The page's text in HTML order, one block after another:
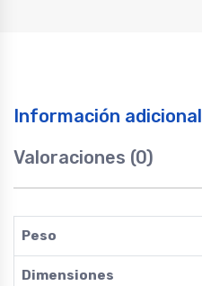
Información adicional
Valoraciones (0)
Peso
Dimensiones